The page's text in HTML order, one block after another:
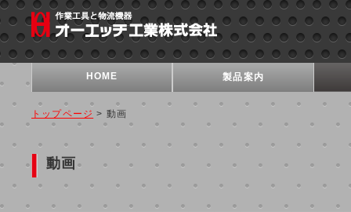
HOME 製品案内
トップページ > 動画
動画